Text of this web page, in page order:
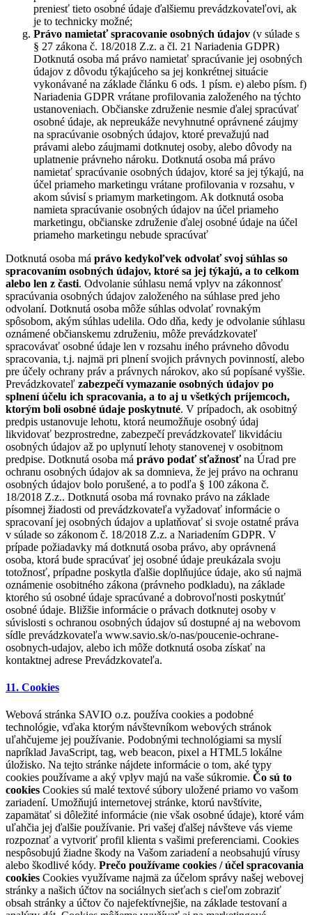
preniesť tieto osobné údaje ďalšiemu prevádzkovateľovi, ak
je to technicky možné;
Právo namietať spracovanie osobných údajov (v súlade s
§ 27 zákona č. 18/2018 Z.z. a čl. 21 Nariadenia GDPR)
Dotknutá osoba má právo namietať spracúvanie jej osobných
údajov z dôvodu týkajúceho sa jej konkrétnej situácie
vykonávané na základe článku 6 ods. 1 písm. e) alebo písm. f)
Nariadenia GDPR vrátane profilovania založeného na týchto
ustanoveniach. Občianske združenie nesmie ďalej spracúvať
osobné údaje, ak nepreukáže nevyhnutné oprávnené záujmy
na spracúvanie osobných údajov, ktoré prevažujú nad
právami alebo záujmami dotknutej osoby, alebo dôvody na
uplatnenie právneho nároku. Dotknutá osoba má právo
namietať spracúvanie osobných údajov, ktoré sa jej týkajú, na
účel priameho marketingu vrátane profilovania v rozsahu, v
akom súvisí s priamym marketingom. Ak dotknutá osoba
namieta spracúvanie osobných údajov na účel priameho
marketingu, občianske združenie ďalej osobné údaje na účel
priameho marketingu nebude spracúvať
Dotknutá osoba má právo kedykoľvek odvolať svoj súhlas so
spracovaním osobných údajov, ktoré sa jej týkajú, a to celkom
alebo len z časti. Odvolanie súhlasu nemá vplyv na zákonnosť
spracúvania osobných údajov založeného na súhlase pred jeho
odvolaní. Dotknutá osoba môže súhlas odvolať rovnakým
spôsobom, akým súhlas udelila. Odo dňa, kedy je odvolanie súhlasu
oznámené občianskemu združeniu, môže prevádzkovateľ
spracovávať osobné údaje len v rozsahu iného právneho dôvodu
spracovania, t.j. najmä pri plnení svojich právnych povinností, alebo
pre účely ochrany práv a právnych nárokov, ako sú popísané vyššie.
Prevádzkovateľ zabezpečí vymazanie osobných údajov po
splnení účelu ich spracovania, a to aj u všetkých príjemcoch,
ktorým boli osobné údaje poskytnuté. V prípadoch, ak osobitný
predpis ustanovuje lehotu, ktorá neumožňuje osobný údaj
likvidovať bezprostredne, zabezpečí prevádzkovateľ likvidáciu
osobných údajov až po uplynutí lehoty stanovenej v osobitnom
predpise. Dotknutá osoba má právo podať sťažnosťna Úrad pre
ochranu osobných údajov ak sa domnieva, že jej právo na ochranu
osobných údajov bolo porušené, a to podľa § 100 zákona č.
18/2018 Z.z.. Dotknutá osoba má rovnako právo na základe
písomnej žiadosti od prevádzkovateľa vyžadovať informácie o
spracovaní jej osobných údajov a uplatňovať si svoje ostatné práva
v súlade so zákonom č. 18/2018 Z.z. a Nariadením GDPR. V
prípade požiadavky má dotknutá osoba právo, aby oprávnená
osoba, ktorá bude spracúvať jej osobné údaje preukázala svoju
totožnosť, prípadne poskytla ďalšie doplňujúce údaje, ako sú najmä
oznámenie osobitného zákona (právneho podkladu), na základe
ktorého sú osobné údaje spracúvané a dobrovoľnosti poskytnúť
osobné údaje. Bližšie informácie o právach dotknutej osoby v
súvislosti s ochranou osobných údajov sú dostupné aj na webovom
sídle prevádzkovateľa www.savio.sk/o-nas/poucenie-ochrane-
osobnych-udajov, alebo ich môže dotknutá osoba získať na
kontaktnej adrese Prevádzkovateľa.
11. Cookies
Webová stránka SAVIO o.z. používa cookies a podobné
technológie, vďaka ktorým návštevníkom webových stránok
uľahčujeme jej používanie. Podobnými technológiami sa myslí
napríklad JavaScript, tag, web beacon, pixel a HTML5 lokálne
úložisko. Na tejto stránke nájdete informácie o tom, aké typy
cookies používame a aký vplyv majú na vaše súkromie. Čo sú to
cookies Cookies sú malé textové súbory uložené priamo vo vašom
zariadení. Umožňujú internetovej stránke, ktorú navštívite,
zapamätať si dôležité informácie (nie však osobné údaje), ktoré vám
uľahčia jej ďalšie používanie. Pri vašej ďalšej návšteve vás vieme
rozpoznať a vytvoriť profil klienta s vašimi preferenciami. Cookies
nespôsobujú žiadne škody na Vašom zariadení a neobsahujú vírusy
alebo škodlivé kódy. Prečo používame cookies / účel spracovania
cookies Cookies využívame najmä za účelom správy našej webovej
stránky a našich účtov na sociálnych sieťach s cieľom zobraziť
obsah stránky a účtov čo najefektívnejšie, na základe testovaní a